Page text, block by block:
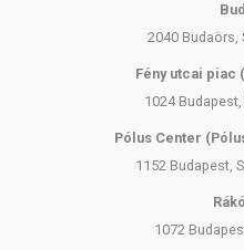
2040 Budaörs,
Fény utcai piac
1024
Pólus Center
1152 Budapest,
1072